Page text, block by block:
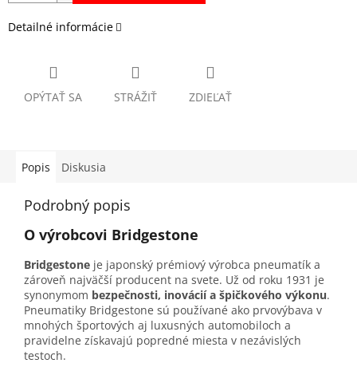
Detailné informácie
OPÝTAŤ SA STRÁŽIŤ ZDIEĽAŤ
Popis Diskusia
Podrobný popis
O výrobcovi Bridgestone
Bridgestone je japonský prémiový výrobca pneumatík a
zároveň najväčší producent na svete. Už od roku 1931 je
synonymom bezpečnosti, inovácií a špičkového výkonu.
Pneumatiky Bridgestone sú používané ako prvovýbava v
mnohých športových aj luxusných automobiloch a
pravidelne získavajú popredné miesta v nezávislých
testoch.